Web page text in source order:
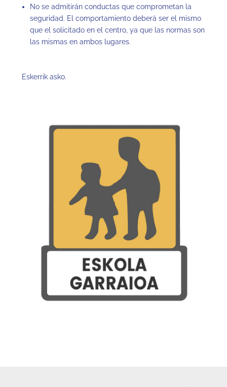
No se admitirán conductas que comprometan la
seguridad. El comportamiento deberá ser el mismo
que el solicitado en el centro, ya que las normas son
las mismas en ambos lugares.
Eskerrik asko.